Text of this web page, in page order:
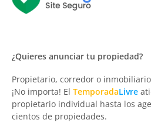
¿Quieres anunciar tu propiedad?
Propietario, corredor o
¡No importa! El TemporadaLivre
propietario individual hasta los
cientos de propiedades.